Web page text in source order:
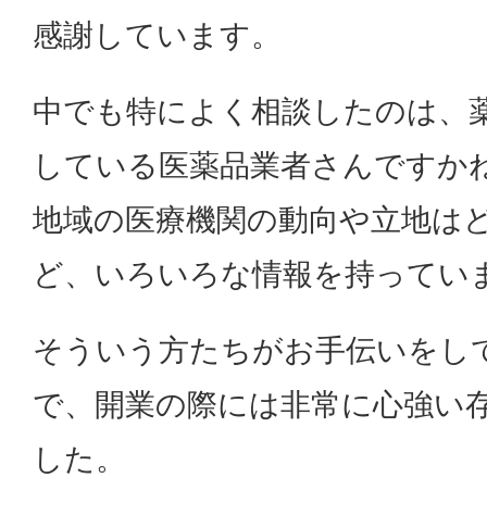
感謝しています。
中でも特によく相談したのは、
している医薬品業者さんですか
地域の医療機関の動向や立地は
ど、いろいろな情報を持ってい
そういう方たちがお手伝いをし
で、開業の際には非常に心強い
した。